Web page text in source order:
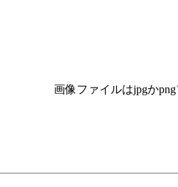
画像ファイルはjpgか